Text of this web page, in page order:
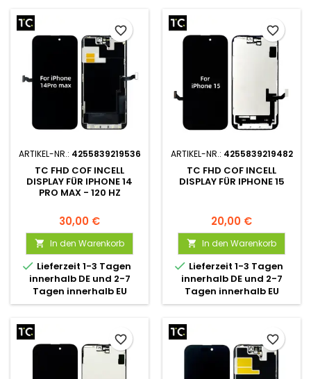
ARTIKEL-NR.: 4255839219536
TC FHD COF INCELL
DISPLAY FÜR IPHONE 14
PRO MAX - 120 HZ
30,00 €
 In den Warenkorb
 Lieferzeit 1-3 Tagen
innerhalb DE und 2-7
Tagen innerhalb EU
favorite_border
ARTIKEL-NR.: 4255839219482
TC FHD COF INCELL
DISPLAY FÜR IPHONE 15
20,00 €
 In den Warenkorb
 Lieferzeit 1-3 Tagen
innerhalb DE und 2-7
Tagen innerhalb EU
favorite_border
favorite_border favorite_border